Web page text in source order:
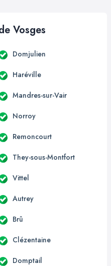
Vosges
Domjulien
Haréville
Mandres-sur-Vair
Norroy
Remoncourt
They-sous-Montfort
Vittel
Autrey
Brû
Clézentaine
Domptail